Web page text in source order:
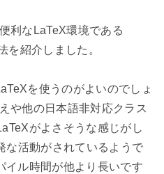
利なLaTeX環境である
を紹介しました。
を使うのがよいのでしょ
や他の日本語非対応クラス
がよさそうな感じがし
な活動がされているようで
イル時間が他より長いです